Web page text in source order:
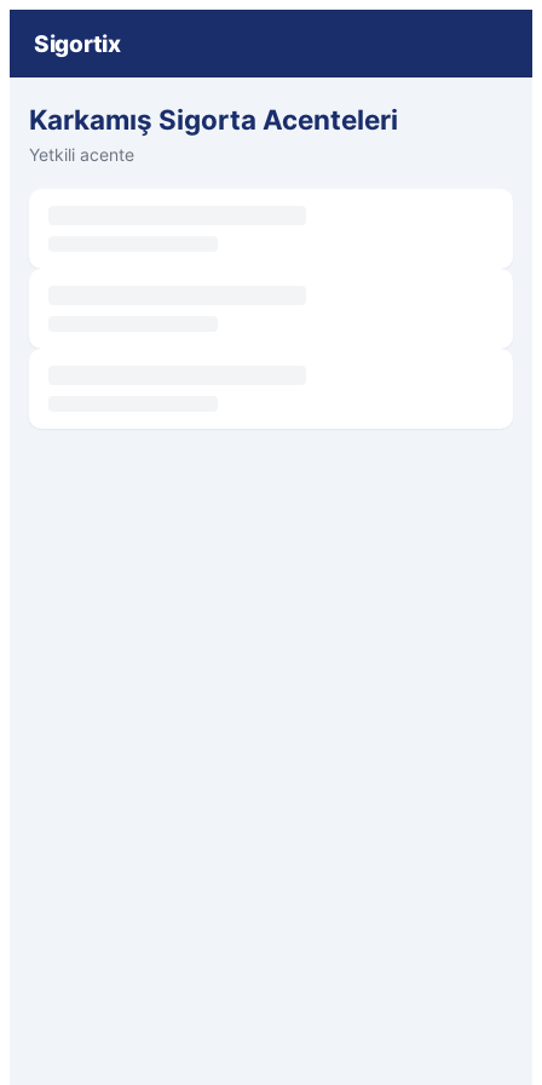
Sigortix
Karkamış Sigorta Acenteleri
Yetkili acente